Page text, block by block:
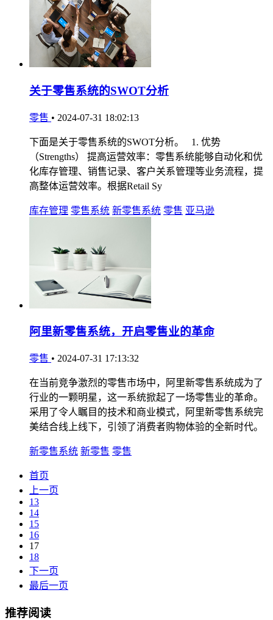
关于零售系统的SWOT分析
零售 • 2024-07-31 18:02:13
下面是关于零售系统的SWOT分析。 1. 优势
（Strengths） 提高运营效率：零售系统能够自动化和优
化库存管理、销售记录、客户关系管理等业务流程，提
高整体运营效率。根据Retail Sy
库存管理 零售系统 新零售系统 零售 亚马逊
阿里新零售系统，开启零售业的革命
零售 • 2024-07-31 17:13:32
在当前竞争激烈的零售市场中，阿里新零售系统成为了
行业的一颗明星，这一系统掀起了一场零售业的革命。
采用了令人瞩目的技术和商业模式，阿里新零售系统完
美结合线上线下，引领了消费者购物体验的全新时代。
新零售系统 新零售 零售
首页
上一页
13
14
15
16
17
18
下一页
最后一页
推荐阅读